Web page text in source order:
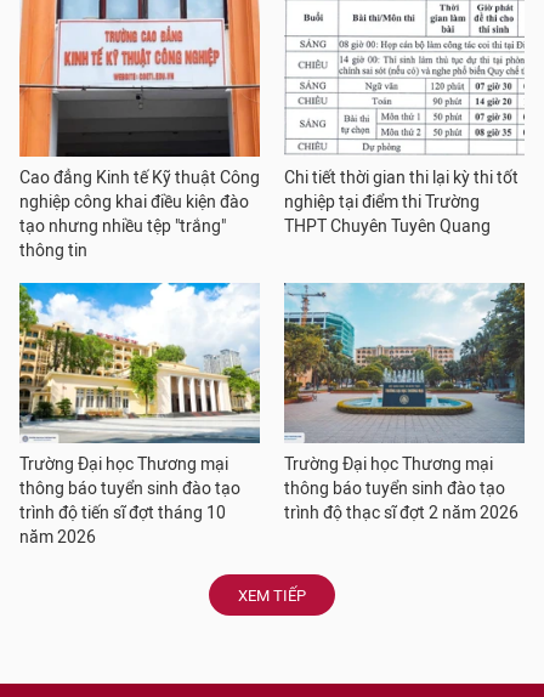
Cao đẳng Kinh tế Kỹ thuật Công
nghiệp công khai điều kiện đào
tạo nhưng nhiều tệp "trắng"
thông tin
Chi tiết thời gian thi lại kỳ thi tốt
nghiệp tại điểm thi Trường
THPT Chuyên Tuyên Quang
Trường Đại học Thương mại
thông báo tuyển sinh đào tạo
trình độ tiến sĩ đợt tháng 10
năm 2026
Trường Đại học Thương mại
thông báo tuyển sinh đào tạo
trình độ thạc sĩ đợt 2 năm 2026
XEM TIẾP